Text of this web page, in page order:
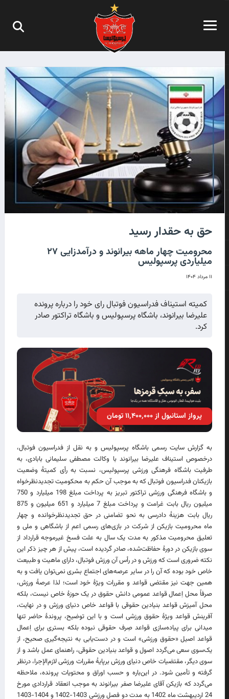
حق به حقدار رسید
محرومیت چهار ماهه بیرانوند و درآمدزایی ۲۷
میلیاردی پرسپولیس
۱۱ مرداد ۱۴۰۴
کمیته استیناف فدراسیون فوتبال رای خود را درباره پرونده
علیرضا بیرانوند، باشگاه پرسپولیس و باشگاه تراکتور صادر
کرد.
پرواز استانبول از ۱۱٬۴۰۰٬۰۰۰ تومان
به گزارش سایت رسمی باشگاه پرسپولیس و به نقل از فدراسیون فوتبال، درخصوص استیناف علیرضا بیرانوند با وکالت مصطفی سلیمانی بابادی، به طرفیت باشگاه فرهنگی ورزشی پرسپولیس، نسبت به رأی کمیتۀ وضعیت بازیکنان فدراسیون فوتبال که به موجب آن حکم به محکومیت تجدیدنظرخواه و باشگاه فرهنگی ورزشی تراکتور تبریز به پرداخت مبلغ 198 میلیارد و 750 میلیون ریال بابت غرامت و پرداخت مبلغ 7 میلیارد و 651 میلیون و 875 ریال بابت هزینۀ دادرسی به ‌نحو تضامنی در حق تجدیدنظرخوانده و چهار ماه محرومیت بازیکن از شرکت در بازی‌های رسمی اعم از باشگاهی و ملی و تعلیق محرومیت مذکور به مدت یک سال به علت فسخ غیرموجه قرارداد از سوی بازیکن در دورۀ حفاظت‌شده، صادر گردیده است، پیش از هر چیز ذکر این نکته ضروری است که ورزش و در رأس آن ورزش فوتبال، دارای ماهیت و طبیعت خاص خود بوده که آن را در سایر عرصه‌های اجتماع بشری نمی‌توان یافت و به همین جهت نیز مقتضی قواعد و مقررات ویژۀ خود است؛ لذا عرصۀ ورزش، صرفاً محل اِعمال قواعد عمومی دانش حقوق در یک حوزۀ خاص نیست، بلکه محل آمیزش قواعد بنیادین حقوقی با قواعد خاص دنیای ورزش و در نهایت، آفرینش قواعد ویژۀ حقوق ورزشی است و با این توضیح، پروندۀ حاضر تنها میدانی برای پیاده‌سازی قواعد صِرف حقوقی نبوده بلکه بستری برای اِعمال قواعد اصیل «حقوق ورزشی» است و در دست‌یابی به نتیجه‌گیری صحیح، از یک‌سوی سعی می‌گردد اصول و قواعد بنیادین حقوقی، راهنمای عمل باشد و از سوی دیگر، مقتضیات خاص دنیای ورزش برپایۀ مقررات ورزشی لازم‌الإجرا، درنظر گرفته و تأمین شود. در این‌باره و حسب اوراق و محتویات پرونده، ملاحظه می‌گردد که بازیکن آقای علیرضا صفر بیرانوند به موجب انعقاد قراردادی مورخ 24 اردیبهشت ماه 1402 به مدت دو فصل ورزشی 1403-1402 و 1404-1403 به باشگاه فرهنگی ورزشی پرسپولیس پیوسته، و درتاریخ 28 فروردین 1403 الحاقیه‌ای میان طرفین به امضا رسیده و در تاریخ 30 خرداد 1403، بازیکن مستند به بند 3 الحاقیۀ یادشده که مقرر می‌دارد: «در صورتی که در پایان فصل، باشگاه کلیۀ مطالبات بازیکن را پرداخت ننماید، بازیکن می‌تواند بعد از 15 روز از آخرین بازی فصل 1403-1402 اعم از بازی‌های لیگ برتر و جام حذفی، قرارداد خود را به‌صورت یک‌جانبه فسخ کند.» و به علت عدم پرداخت کلیۀ مطالبات خویش در مهلت مقرر، اقدام به فسخ قرارداد منعقده میان طرفین و ثبت فسخ مذکور در سازمان لیگ نموده است. در این خصوص، باشگاه پرسپولیس مدعی است، از یک سوی، کلیۀ مطالبات بازیکن بابت قرارداد مورخ 24 اردیبهشت 1402، پرداخت شده و عبارت کلیۀ مطالبات مندرج در بند 3 الحاقیۀ مذکور، تنها ناظر بر مطالبات ناشی از قرارداد یادشده بوده و مطالبات ناشی از قرارداد سابق منعقده میان طرفین را دربرنمی‌گیرد؛ چرا که الحاقیۀ حاوی بند فسخ مذکور، همان‌گونه که از عنوان آن پیداست، ملحق به قرارداد اخیر است و نتیجتاً معلق‌ٌ علیهِ شرط مذکور که اختیار فسخ قرارداد را به بازیکن می‌دهد، تحقق نیافته است و از سوی دیگر، آخرین بازی فصل مسابقات سال 1403-1402 که دیدار پایانی مسابقات جام حذفی بوده است، در تاریخ 31 خرداد 1403برگزار گردیده و مطابق بند مذکور بر فرض وجود حق فسخ، بازیکن بعد از پانزده روز از « آخرین بازی فصل »، امکان اِعمال آن را داشته است، در حالی که نامبرده در تاریخ 30 خرداد 1403 و یک روز از پیش از تاریخ یادشده، اقدام به فسخ قرارداد نموده و با توضیحات مذکور، باشگاه، فسخ قرارداد توسط بازیکن را غیرموجه می‌داند. در مقابل، بازیکن بیان می‌دارد که برخلاف ادعای باشگاه، کلیۀ مطالبات ایشان، پرداخت نشده و مجموعاً میزان پانزده میلیارد ریال از مطالبات ناشی از هر دو قرارداد، (منظور قرارداد فصل های 1402 -1401 و 1403 – 1402) ایفاء نگردیده است و عبارت کلیۀ مطالبات، نظر به آن که یک لفظ عام مجموعی است و با عنایت به قصد مشترک طرفین، ناظر بر مطالبات ناشی از هر دو قرارداد منعقده میان طرفین است؛ چرا که اساساً امکان تعیین‌تکلیف درخصوص مطالبات قرارداد سابق نیز تنها به موجب تنظیم یک الحاقیه و توافق‌نامه ممکن بوده است و از سوی دیگر، باشگاه جهت نفی حق فسخ، پرداختی‌های ناظر بر قرارداد فصل قبل ( 1402 -1401 ) مطالبات مربوط به سال قبل ( 1402 – 1401 ) در تاریخهای 18 تیر 1402 و 11 آبان 1402 پرداخت شده است و نیز پرداختی‌ها بابت پاداش پس از پیروزی در مسابقات را به‌عنوان پرداخت دستمزد و مزایای فصل سال1403-1402محسوب داشته تا بدین جهت و با ارائۀ تفسیر مذکور، فسخ قرارداد را غیرموجه نمایان سازد. بازیکن در خصوص بازه زمانی اِعمال حق فسخ نیز بیان داشته است که منظور از عبارات «پایان فصل» و «آخرین بازی فصل 1403-1402» ، آخرین بازی رسمی است که باشگاهِ تحت ‌قرارداد یعنی باشگاه پرسپولیس در آن حضور یافته و با این توضیح فسخ قرارداد موجه است. کمیتۀ محترم وضعیت بازیکنان فدراسیون فوتبال در این خصوص بر دو مبنا، فسخ قرارداد را توسط بازیکن غیرموجه دانسته است، الف؛ مطابق نظر کارشناس برگزیده، کلیۀ مطالبات ناشی از قرارداد مورخ 24 تیر 1402، پرداخت شده است و مطابق مادۀ 282 قانون مدنی اختیار تعیین این امر که پرداخت از بابت کدام دین بوده، با مدیون است؛ لذا قول باشگاه مبنی بر این که تأدیۀ مبالغ، بابت دستمزد و مزایای فصل سال 1403-1402 است، ملاک تصمیم‌گیری است و نظر به آن که مطابق بند 10 دستورالعمل ناظر بر قراردادهای باشگاه‌ها با بازیکنان (حاکم بر فصل مسابقاتی 1403-1402) که مقرر داشته: « پرداخت هرگونه وجوه خارج از قرارداد، تحت ‌عناوینی مانند پاداش برد یا صعود یا هرگونه تشویقی یا ارائه خدمات رفاهی دیگر با هر نام و عنوان که در قرارداد درج نشده باشند، ممنوع بوده و در صورت پرداخت، قابل‌محاسبه به عنوان وجوه قراردادی است.»، کمیتۀ وضعیت بازیکنان، ادعای بازیکن را درخصوص آن که بخشی از پرداختی‌های صورت‌گرفته از سوی باشگاه، بابت پاداشِ پس از پیروزی‌های مسابقات است که باشگاه آن‌ها را به‌عنوان بخشی از مطالبات فصل سال 1403-1402 محسوب داشته است و با این توضیح کلیۀ مطالبات ناشی از آخرین قرارداد نیز تأدیه نشده، موردپذیرش قرار نداده و از سوی دیگر، استدلال نموده است که بازیکن نمی‌تواند مطالبات مورد ادعای خود راجع به فصل 1402-1401 را به الحاقیۀ مورخ 28 فروردین 1403 تسری و بر این اساس، برای خود حق فسخ قائل شود؛ زیرا به تصریح عنوان مندرج در صدر توافق طرفین، این الحاقیه ناظر بر قرارداد مورخ 24 تیر 1402 است و بازیکن چنان‌چه مطالباتی درخصوص فصل مذکور دارد، می‌باید درچارچوب قرارداد همان فصل، اقدام به طرح دعوای مطالبۀ وجه نماید و نتیجتاً کمیتۀ محترم وضعیت بازیکنان، معلق‌ٌ علیه شرط فسخ مذکور در الحاقیه را محقق ندانسته است. ب؛ اینکه، کمیتۀ محترم مذکور، گزارۀ « پایان فصل » مندرج در الحاقیه را ناظر بر پایان مسابقات در تاریخ31 31 خرداد 1403 (مسابقۀ نهایی جام حذفی) دانسته است؛ چرا که بند 16 بخش تعاریف مقررات نقل ‌و انتقالات بازیکنان مصوب سال 1396 فصل مسابقات را چنین تعریف کرده: « دوره‌‌ای که با برگزاری اولین مسابقۀ رسمی مربوطه، آغاز و با آخرین مسابقۀ رسمی مربوطه، خاتمه می‌یابد. » و مقرر داشته که: « شروع و خاتمۀ فصل را سازمان لیگ فوتبال، تعیین و اعلام می‌نماید. در صورتی که آغاز و پایان لیگ، با جام حذفی منطبق نباشد، اولین مسابقۀ رسمی هر یک از دو رقابت فوق که زودتر شروع شود، آغاز فصل و آخرین مسابقۀ رسمی هریک از دو رقابت مذکور که دیرتر خاتمه یابد، پایان فصل تلقی می‌شود. » و با این توضیح، باشگاه را برای پرداخت مطالبات بازیکن بابت دستمزد و مزایای ناشی از قرارداد مورخ 24 تیر 1402 تا تاریخ مذکور دارای مهلت تلقی کرده که حسب اوراق و محتویات پرونده و نظر کارشناس برگزیده، مطالبات مذکور، تا تاریخ مورد اشاره، تأدیه شده است، در حالی که بازیکن، در تاریخ 30 خرداد 1403 و یک روز پیش از پایان مهلت باشگاه برای پرداخت مطالبات و در خارج از زمان مورد توافق، اقدام به فسخ قرارداد نموده که سبب غیرموجه ‌بودن فسخ صورت‌گرفته است. پیرامون موجه یا غیرموجه بودن فسخ صورت‌گرفته از سوی بازیکن، کمیتۀ استیناف مدنظر دارد: نخست؛ بازیکن برمبنا و با ادعای عدم پرداخت مطالبات خود و مستند به یک شرط قراردادی مندرج در الحاقیۀ تنظیم ‌شده میان طرفین، اقدام به فسخ قرارداد خویش نموده است. مطابق مادۀ 29 مقررات نقل ‌و انتقالات و وضعیت بازیکنان فدراسیون فوتبال، در وهلۀ نخست، مقررات فدراسیون فوتبال و نیز فیفا بر رابطۀ قراردادی طرفین حاکم خواهد بود. فدراسیون جهانی فوتبال ( فیفا )، با توجه به اختلافاتی که در خصوص شرایط فسخ قرارداد به علت عدم پرداخت دستمزد و مزایای بازیکنان توسط باشگاه‌ها وجود داشت، در نهایت با افزودن یک ماده به مادۀ 14 مقررات وضعیت و نقل ‌و انتقال بازیکنان تحت‌عنوان « مادۀ 14 مکرر» به اختلافات در این خصوص پایان داد و به صورت امری شرایط و تشریفات فسخ قرارداد از سوی بازیکنان را به علت عدم پرداخت دستمزد و مزایا، تعیین و در قسمت انتهایی مادۀ مذکور، به‌صراحت مقرر کرد که تنها شروط قراردادی (شروط قراردادی درخصوص فسخ قرارداد به علت عدم پرداخت دستمزد و مزایا ) که « در زمان لازم‌الاجراشدن مقررۀ مذکور» و از پیش وجود داشته است « می‌تواند درنظر گرفته شود »؛ به‌دیگرسخن، فیفا احکام مذکور در مادۀ 14 مکرر مقررات وضعیت و نقل‌ و انتقال بازیکنان را آمرانه تلقی و مقرر کرد که شروط قراردادیِ جایگزین (Alternative Provisions in Contracts ) که پس از لازم‌الاجراشدن مادۀ 14 مکرر مذکور، در قراردادها قید می‌شود تا جایی که مخالف حکم مندرج در مادۀ یادشده است، درنظرگرفته نخواهد شد؛ بنابراین فسخ قراردادها از سوی بازیکنان تنها با رعایت شرایط و تشریفات مذکور در مادۀ 14 مکرر مقررات وضعیت و نقل ‌و انتقال بازیکنان فیفا و در ما نحن فیه نسخۀ مارس 2023 (نسخۀ حاکم بر روابط قراردادی طرفین پروندۀ حاضر باتوجه به زمان انعقاد قرارداد میان ایشان) موجه تلقی می‌گردد. در این خصوص مادۀ مذکور که احکام آن با ادبیاتی تقریباً مشابه در بند 16 دستورالعمل ناظر بر قراردادهای باشگاه‌ها با بازیکنان مصوب هیئت‌ رئیسۀ محترم فدراسیون فوتبال نیز تکرار شده است، شرایط فسخ قرارداد توسط بازیکنان به علت عدم پرداخت دستمزد را صراحتاً مشخص و آن را منوط به عدم پرداخت دستمزد بازیکن به مدت دو ماه و مشروط به دادن اخطار کتبی به باشگاه مبنی بر تخلف وی از پرداخت دستمزد و اعطای مهلت پانزده‌روزه برای ایفای تعهدات قراردادی نموده است که در ما نحن فیه، حسب اوراق و محتویات پرونده، بازیکن بدون اخطار کتبی به باشگاه و دادن مهلت پانزده‌ روزه به وی برای ایفای تعهدات قراردادی خویش، مبادرت به فسخ نموده است و فسخ صورت‌گرفته بدین جهت موجه دانسته نمی‌شود. دوم؛ حتی بر فرض پذیرش آزادی ارادۀ طرفین برای تعیین شرایط فسخ قرارداد به علت عدم پرداخت دستمزد و مزایای بازیکن، در دنیای فوتبال، اعتبار هر شرط فسخی که منبعث از ارادۀ طرفین در قرارداد است، منوط به اِعمال و اِعلام آن در یک بازه زمانی مشخص (Period of Notice ) است؛ به دیگرسخن، زمان اِعمال اختیار حاصل از شرط طرفین مبنی بر فسخ قرارداد، نمی‌تواند نامحدود و حاوی این اختیار برای بازیکن یا باشگاه باشد که به استناد شرط مذکور، در هر بازه زمانی از دورۀ اعتبار قرارداد، مبادرت به فسخ آن نماید، بلکه زمان یا بازه زمانی اعمال حق فسخ، بایستی به موجب شرط حاوی اختیار مذکور، دقیقاً تعیین گردد؛ چرا که در غیر این صورت، شرط یادشده، یک شرط احتمالی ( Potestative Condition ) تلقی شده و نتیجۀ آن این است که عملاً این امر به تمام و کمال، به ارادۀ بازیکن یا باشگاه واگذار می‌گردد که آیا رابطۀ قراردادی طرفین ادامه می‌یابد یا خیر. در ما نحن فیه نیز حسب شرط فسخ مندرج در بند 3 الحاقیۀ تنظیم‌شده میان طرفین، ملاحظه می‌گردد، مدتی برای اِعمال حق فسخ مندرج در بند مذکور، تعیین نگردیده و در حالی که مقرر شده است که بازیکن بعد از 15 روز از آخرین بازی فص